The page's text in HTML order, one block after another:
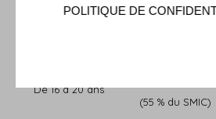
Âge du salarié en
Qualification
De 16 à 20 ans
(55 % du SMIC)
POLITIQUE DE